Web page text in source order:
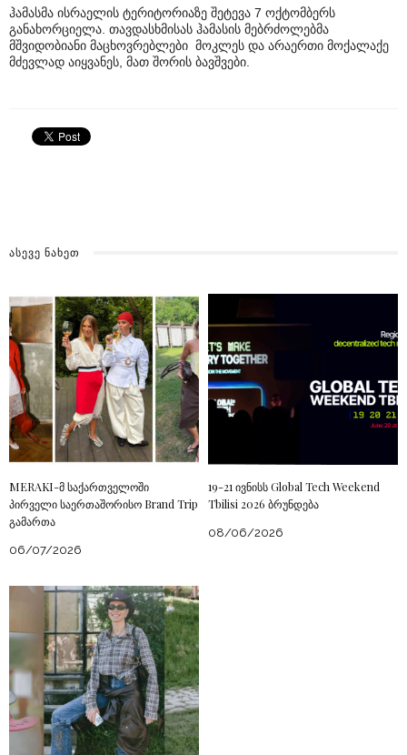
ჰამასმა ისრაელის ტერიტორიაზე შეტევა 7 ოქტომბერს
განახორციელა. თავდასხმისას ჰამასის მებრძოლებმა
მშვიდობიანი მაცხოვრებლები მოკლეს და არაერთი მოქალაქე
მძევლად აიყვანეს, მათ შორის ბავშვები.
ᲐᲡᲔᲕᲔ ᲜᲐᲮᲔᲗ
MERAKI-მ საქართველოში
პირველი საერთაშორისო Brand Trip
გამართა
06/07/2026
19-21 ივნისს Global Tech Weekend
Tbilisi 2026 ბრუნდება
08/06/2026